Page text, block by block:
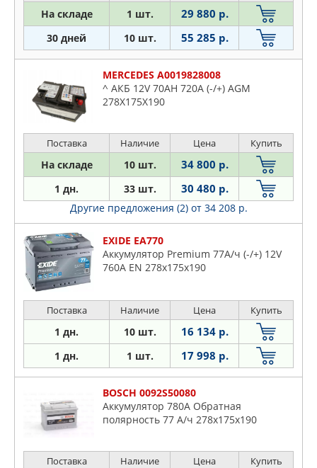
На складе 1 шт. 29 880 р.
30 дней 10 шт. 55 285 р.
MERCEDES A0019828008
^ АКБ 12V 70AH 720A (-/+) AGM
278X175X190
Поставка Наличие Цена Купить
На складе 10 шт. 34 800 р.
1 дн. 33 шт. 30 480 р.
Другие предложения (2) от 34 208 р.
EXIDE EA770
Аккумулятор Premium 77A/ч (-/+) 12V
760A EN 278x175x190
Поставка Наличие Цена Купить
1 дн. 10 шт. 16 134 р.
1 дн. 1 шт. 17 998 р.
BOSCH 0092S50080
Аккумулятор 780A Обратная
полярность 77 А/ч 278x175x190
Поставка Наличие Цена Купить